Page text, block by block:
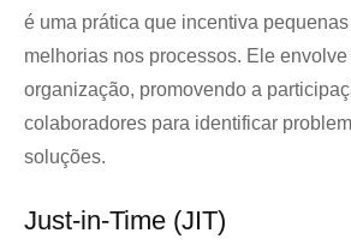
é uma prática que incentiva
melhorias nos processos. Ele
organização, promovendo a
colaboradores para identificar
soluções.
Just-in-Time (JIT)